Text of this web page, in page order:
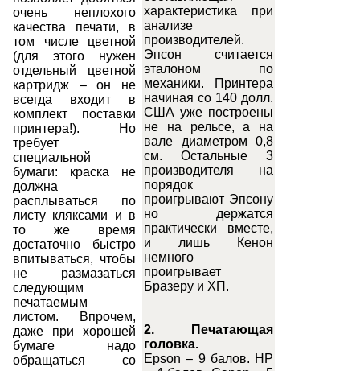
очень неплохого
качества печати, в
том числе цветной
(для этого нужен
отдельный цветной
картридж – он не
всегда входит в
комплект поставки
принтера!). Но
требует
специальной
бумаги: краска не
должна
расплываться по
листу кляксами и в
то же время
достаточно быстро
впитываться, чтобы
не размазаться
следующим
печатаемым
листом. Впрочем,
даже при хорошей
бумаге надо
обращаться со
характеристика при
анализе
производителей.
Эпсон считается
эталоном по
механики. Принтера
начиная со 140 долл.
США уже построены
не на рельсе, а на
вале диаметром 0,8
см. Остальные 3
производителя на
порядок
проигрывают Эпсону
но держатся
практически вместе,
и лишь Кенон
немного
проигрывает
Бразеру и ХП.
2. Печатающая
головка.
Epson – 9 балов. HP